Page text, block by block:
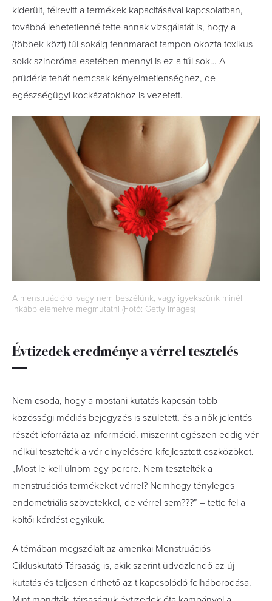
kiderült, félrevitt a termékek kapacitásával kapcsolatban,
továbbá lehetetlenné tette annak vizsgálatát is, hogy a
(többek közt) túl sokáig fennmaradt tampon okozta toxikus
sokk szindróma esetében mennyi is ez a túl sok… A
prüdéria tehát nemcsak kényelmetlenséghez, de
egészségügyi kockázatokhoz is vezetett.
A menstruációról vagy nem beszélünk, vagy igyekszünk minél
inkább elemelve megmutatni (Fotó: Getty Images)
Évtizedek eredménye a vérrel tesztelés
Nem csoda, hogy a mostani kutatás kapcsán több
közösségi médiás bejegyzés is született, és a nők jelentős
részét leforrázta az információ, miszerint egészen eddig vér
nélkül tesztelték a vér elnyelésére kifejlesztett eszközöket.
„Most le kell ülnöm egy percre. Nem tesztelték a
menstruációs termékeket vérrel? Nemhogy tényleges
endometriális szövetekkel, de vérrel sem???” – tette fel a
költői kérdést egyikük.
A témában megszólalt az amerikai Menstruációs
Cikluskutató Társaság is, akik szerint üdvözlendő az új
kutatás és teljesen érthető az t kapcsolódó felháborodása.